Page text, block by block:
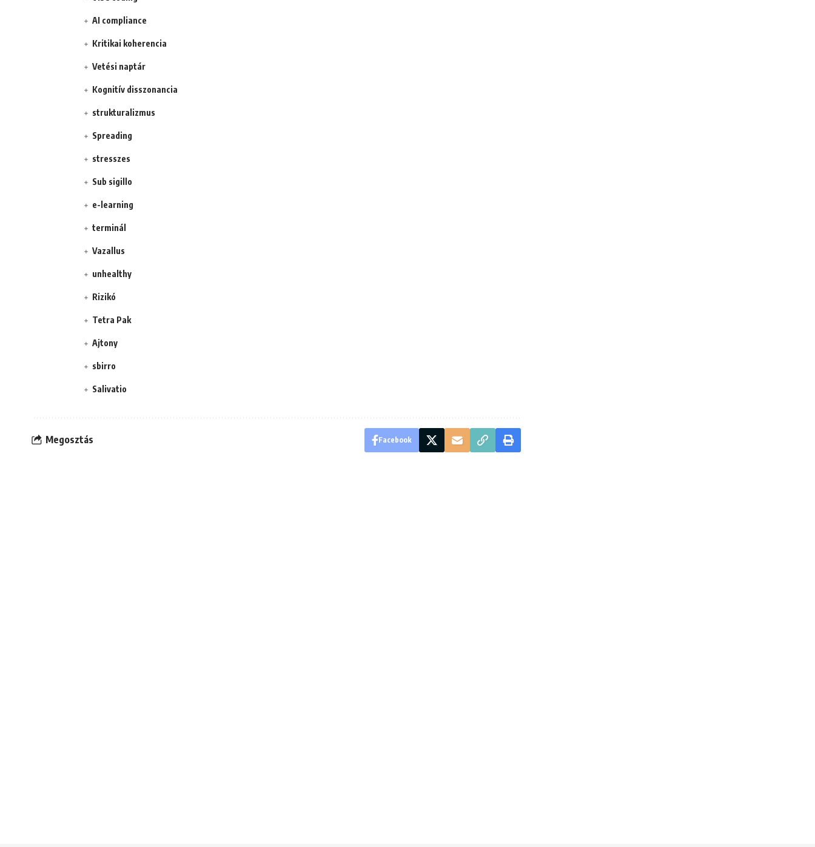
AI compliance
Kritikai koherencia
Vetési naptár
Kognitív disszonancia
strukturalizmus
Spreading
stresszes
Sub sigillo
e-learning
terminál
Vazallus
unhealthy
Rizikó
Tetra Pak
Ajtony
sbirro
Salivatio
Megosztás Facebook